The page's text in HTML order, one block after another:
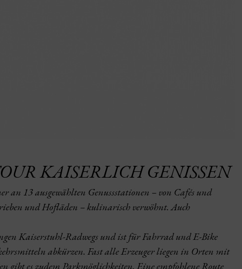
KAISERLICH GENISSEN
an 13 ausgewählten Genussstationen – von Cafés und
und Hofläden – kulinarisch verwöhnt. Auch
Kaiserstuhl-Radwegs und ist für Fahrrad und E-Bike
abkürzen. Fast alle Erzeuger liegen in Orten mit
es zudem Parkmöglichkeiten. Eine empfohlene Route